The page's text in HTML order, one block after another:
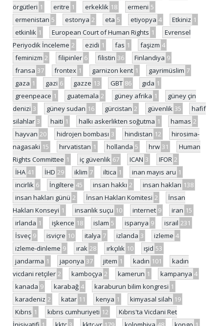
örgütleri 1 eritre 1 erkeklik 18 ermeni 5
ermenistan 5 estonya 2 eta 5 etiyopya 4 Etkiniz 1
etkinlik 1 European Court of Human Rights 1
Evrensel
Periyodik İnceleme 2 ezidi 1 fas 1 faşizm 4
feminizm 2 filipinler 6 filistin 36 Finlandiya 9
fransa 37 frontex 1 garnizon kent 1 gayrimüslim 7
gaza 1 gazi 6 gazze 13 GBT 86 gıda 1
greenpeace 1 guatemala 2 güney afrika 1
güney çin
denizi 3 güney sudan 16 gürcistan 2 güvenlik 35
hafif
silahlar 3 haiti 1 halkı askerlikten soğutma 1 hamas 2
hayvan 20 hidrojen bombası 3 hindistan 12
hirosima-
nagasaki 15 hırvatistan 1 hollanda 5 hrw 31
Human
Rights Committee 1 iç güvenlik 67 ICAN 3 IFOR 2
İHA 41 İHD 29 iklim 7 iltica 1 inan mayıs aru 1
incirlik 6 İngiltere 45 insan hakkı 2 insan hakları 138
insan hakları günü 2 İnsan Hakları Komitesi 2
İnsan
Hakları Konseyi 1 insanlık suçu 10 internet 9 iran 15
irlanda 1 işkence 18 islam 5 ispanya 9 israil 231
İsveç 9 isviçre 10 italya 7 izlanda 3 izleme 4
izleme-dinleme 9 ırak 28 ırkçılık 10 ışid 53
jandarma 1 japonya 37 jitem 1 kadın 101
kadın
vicdani retçiler 2 kamboçya 2 kamerun 1 kampanya 4
kanada 9 karabağ 4 karaburun bilim kongresi 1
karadeniz 2 katar 11 kenya 1 kimyasal silah 19
Kıbrıs 1 kıbrıs cumhuriyeti 12
Kıbrıs'ta Vicdani Ret